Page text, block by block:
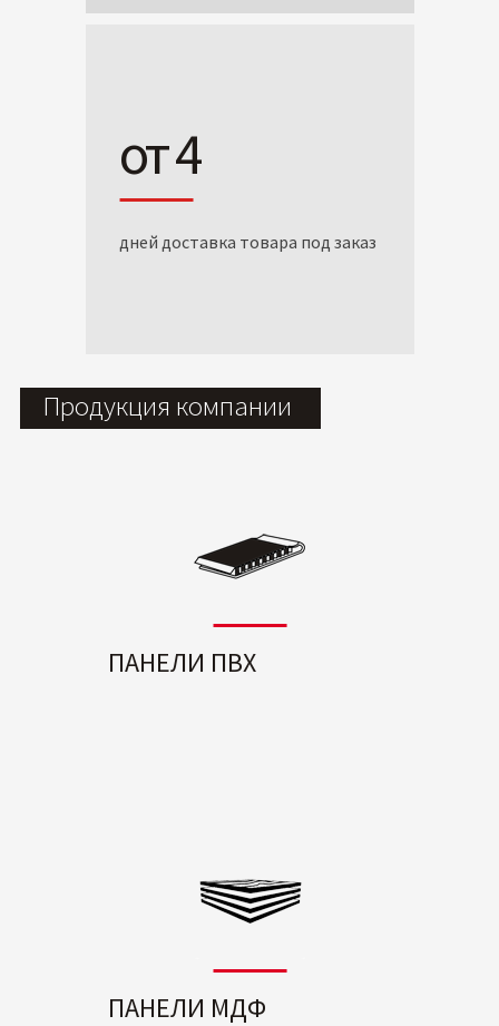
от 4
дней доставка товара под заказ
Продукция компании
ПАНЕЛИ ПВХ
ПАНЕЛИ МДФ